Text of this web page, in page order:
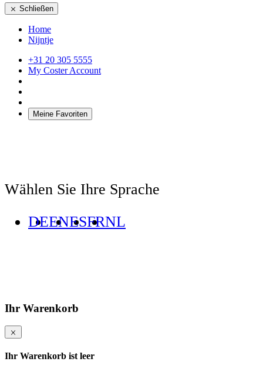
Schließen
Home
Nijntje
+31 20 305 5555
My Coster Account
Meine Favoriten
Wählen Sie Ihre Sprache
DEENESFRNL
Ihr Warenkorb
Ihr Warenkorb ist leer